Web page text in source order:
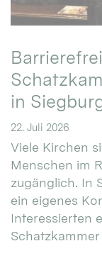
in
22. Juli 2026
Viele Kirchen
Menschen im
zugänglich. In
ein eigenes
Interessierten